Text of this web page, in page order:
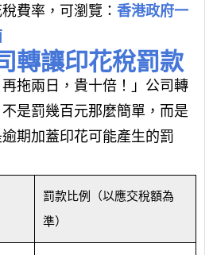
費率，可瀏覽： 香港政府一
轉讓印花稅罰款
再拖兩日，貴十倍！」公司轉
是罰幾百元那麼簡單，而是
期加蓋印花可能產生的罰
罰款比例（以應交稅額為
準）